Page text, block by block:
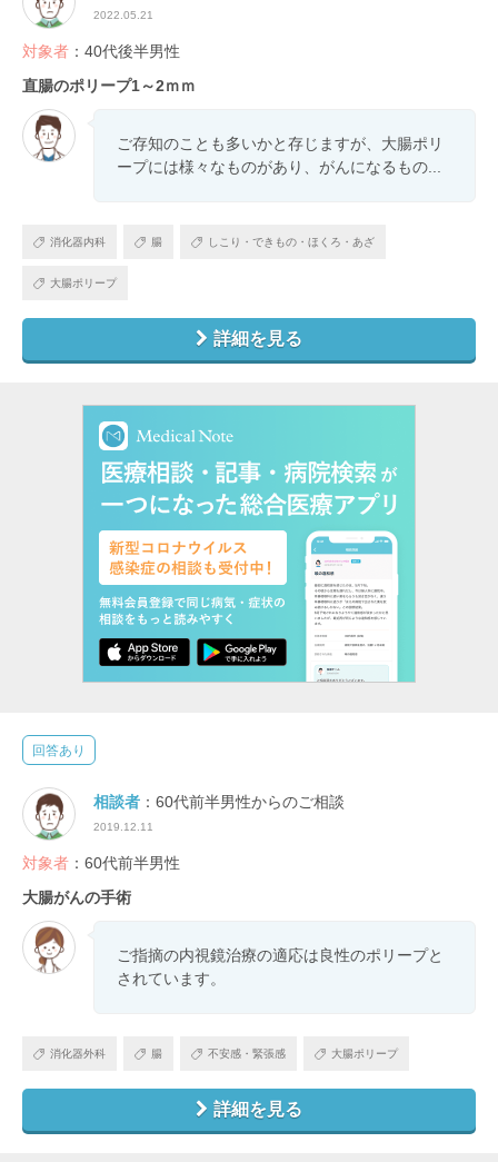
2022.05.21
対象者 ：40代後半男性
直腸のポリープ1～2ｍｍ
ご存知のことも多いかと存じますが、大腸ポリ
ープには様々なものがあり、がんになるもの...
消化器内科 腸 しこり・できもの・ほくろ・あざ
大腸ポリープ
詳細を見る
回答あり
相談者 ：60代前半男性からのご相談
2019.12.11
対象者 ：60代前半男性
大腸がんの手術
ご指摘の内視鏡治療の適応は良性のポリープと
されています。
消化器外科 腸 不安感・緊張感 大腸ポリープ
詳細を見る